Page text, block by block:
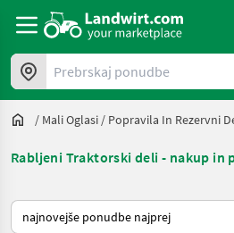
Prebrskaj ponudbe
/ Mali Oglasi / Popravila In Rezervni
Rabljeni Traktorski deli - nakup in
Tako je razvrščeno na Landwirt.com